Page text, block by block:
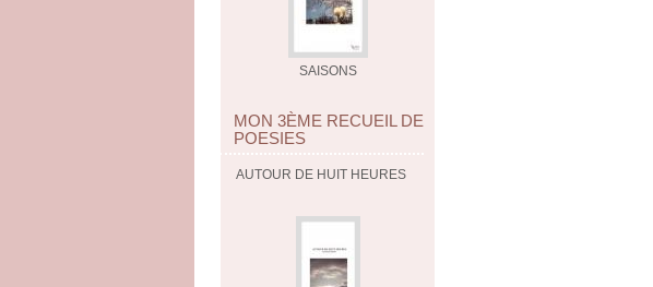
SAISONS
MON 3ÈME RECUEIL DE
POESIES
AUTOUR DE HUIT HEURES